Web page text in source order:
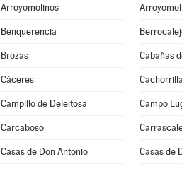
Arroyomolinos
Benquerencia
Brozas Cabañas
Cáceres Cachorrilla
Campillo de Deleitosa Campo
Carcaboso
Casas de Don Antonio Casas de